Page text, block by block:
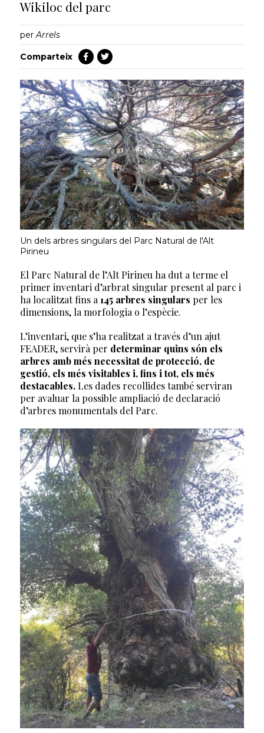
Wikiloc del parc
perArrels
Comparteix
Un dels arbres singulars del Parc Natural de l'Alt
Pirineu
El Parc Natural de l’Alt Pirineu ha dut a terme el
primer inventari d’arbrat singular present al parc i
ha localitzat fins a 145 arbres singulars per les
dimensions, la morfologia o l’espècie.
L’inventari, que s’ha realitzat a través d’un ajut
FEADER, servirà per determinar quins són els
arbres amb més necessitat de protecció, de
gestió, els més visitables i, fins i tot, els més
destacables.Les dades recollides també serviran
per avaluar la possible ampliació de declaració
d’arbres monumentals del Parc.